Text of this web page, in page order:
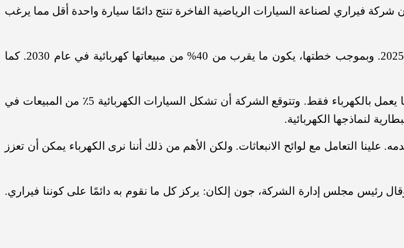
شركة فيراري لصناعة السيارات الرياضية الفاخرة تنتج دائمًا سيارة واحدة أقل مما يرغب
بموجب خطتها، يكون ما يقرب من 40% من مبيعاتها كهربائية في عام 2030. كما
وفي الوقت الحالي، فإن نسبة 20% فقط من المبيعات هجينة ولا تملك فيراري نموذجًا يعمل بالكهرباء فقط. وتتوقع الشركة أن تشكل السيارات الكهربائية 5٪ من المبيعات في
علينا التعامل مع لوائح الانبعاثات. ولكن الأهم من ذلك أننا نرى الكهرباء يمكن أن تعزز
وقال رئيس مجلس إدارة الشركة، جون إلكان: يركز كل ما نقوم به دائمًا على كوننا فيراري.